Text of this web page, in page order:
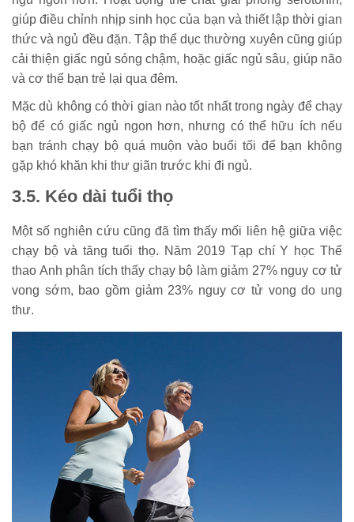
giúp điều chỉnh nhịp sinh học của bạn và thiết lập thời gian
thức và ngủ đều đặn. Tập thể dục thường xuyên cũng giúp
cải thiện giấc ngủ sóng chậm, hoặc giấc ngủ sâu, giúp não
và cơ thể bạn trẻ lại qua đêm.
Mặc dù không có thời gian nào tốt nhất trong ngày để chạy
bộ để có giấc ngủ ngon hơn, nhưng có thể hữu ích nếu
bạn tránh chạy bộ quá muộn vào buổi tối để bạn không
gặp khó khăn khi thư giãn trước khi đi ngủ.
3.5. Kéo dài tuổi thọ
Một số nghiên cứu cũng đã tìm thấy mối liên hệ giữa việc
chạy bộ và tăng tuổi thọ. Năm 2019 Tạp chí Y học Thể
thao Anh phân tích thấy chạy bộ làm giảm 27% nguy cơ tử
vong sớm, bao gồm giảm 23% nguy cơ tử vong do ung
thư.